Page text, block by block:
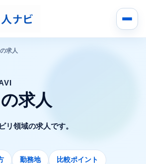
求人
求人
リ領域の求人です。
勤務地 比較ポイント